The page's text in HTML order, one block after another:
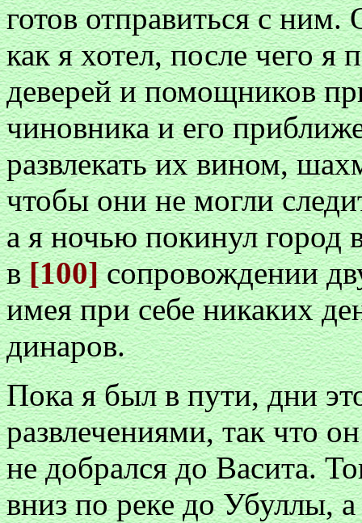
готов отправиться с
как я хотел, после чего я
деверей и помощников
чиновника и его
развлекать их вином,
чтобы они не могли
а я ночью покинул город
в[100]сопровождении
имея при себе никаких
динаров.
Пока я был в пути, дни
развлечениями, так что
не добрался до Васита.
вниз по реке до Убуллы,